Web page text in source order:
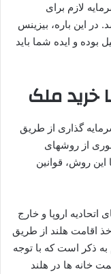
لازم برای
یورو میباشد. در این باره، بیزینس
بوده و ایده شما باید
خرید ملک
گذاری از طریق
از روشهای
این روش، قوانین
اروپا و خارج
اقامت هلند از طریق
به ذکر است که با توجه
خانه ها در هلند